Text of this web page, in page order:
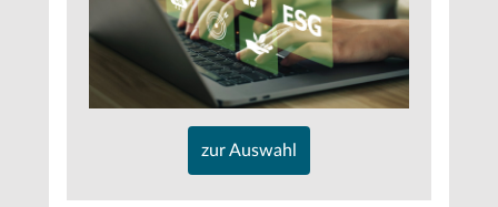
zur Auswahl